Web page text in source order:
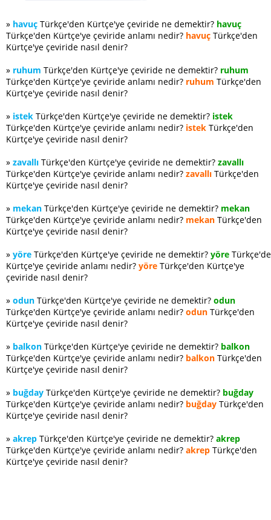
» havuç Türkçe'den Kürtçe'ye çeviride ne demektir? havuç
Türkçe'den Kürtçe'ye çeviride anlamı nedir? havuç Türkçe'den
Kürtçe'ye çeviride nasıl denir?
» ruhum Türkçe'den Kürtçe'ye çeviride ne demektir? ruhum
Türkçe'den Kürtçe'ye çeviride anlamı nedir? ruhum Türkçe'den
Kürtçe'ye çeviride nasıl denir?
» istek Türkçe'den Kürtçe'ye çeviride ne demektir? istek
Türkçe'den Kürtçe'ye çeviride anlamı nedir? istek Türkçe'den
Kürtçe'ye çeviride nasıl denir?
» zavallı Türkçe'den Kürtçe'ye çeviride ne demektir? zavallı
Türkçe'den Kürtçe'ye çeviride anlamı nedir? zavallı Türkçe'den
Kürtçe'ye çeviride nasıl denir?
» mekan Türkçe'den Kürtçe'ye çeviride ne demektir? mekan
Türkçe'den Kürtçe'ye çeviride anlamı nedir? mekan Türkçe'den
Kürtçe'ye çeviride nasıl denir?
» yöre Türkçe'den Kürtçe'ye çeviride ne demektir? yöre
Kürtçe'ye çeviride anlamı nedir? yöre Türkçe'den Kürtçe'ye
çeviride nasıl denir?
» odun Türkçe'den Kürtçe'ye çeviride ne demektir? odun
Türkçe'den Kürtçe'ye çeviride anlamı nedir? odun Türkçe'den
Kürtçe'ye çeviride nasıl denir?
» balkon Türkçe'den Kürtçe'ye çeviride ne demektir? balkon
Türkçe'den Kürtçe'ye çeviride anlamı nedir? balkon Türkçe'den
Kürtçe'ye çeviride nasıl denir?
» buğday Türkçe'den Kürtçe'ye çeviride ne demektir? buğday
Türkçe'den Kürtçe'ye çeviride anlamı nedir? buğday Türkçe'den
Kürtçe'ye çeviride nasıl denir?
» akrep Türkçe'den Kürtçe'ye çeviride ne demektir? akrep
Türkçe'den Kürtçe'ye çeviride anlamı nedir? akrep Türkçe'den
Kürtçe'ye çeviride nasıl denir?